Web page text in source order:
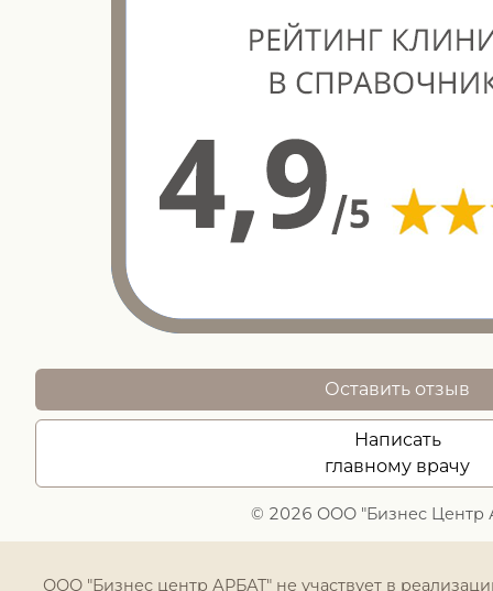
© 2026 ООО "Бизнес Центр
Оставить отзыв
Написать
главному врачу
ООО "Бизнес центр АРБАТ" не участвует в